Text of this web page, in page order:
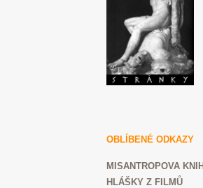
OBLÍBENÉ ODKAZY
MISANTROPOVA
HLÁŠKY Z FILMŮ